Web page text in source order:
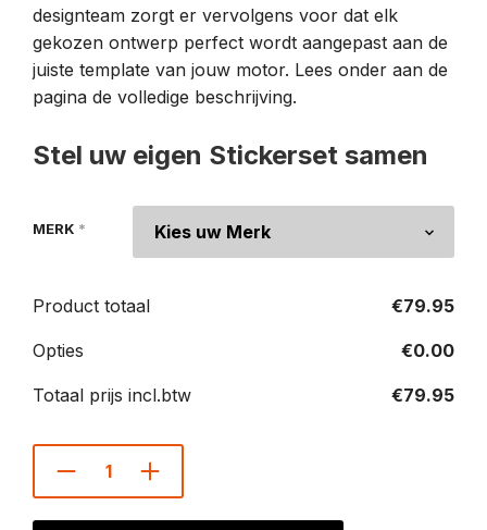
designteam zorgt er vervolgens voor dat elk
gekozen ontwerp perfect wordt aangepast aan de
juiste template van jouw motor. Lees onder aan de
pagina de volledige beschrijving.
Stel uw eigen Stickerset samen
MERK *
Product totaal €79.95
Opties €0.00
Totaal prijs incl.btw €79.95